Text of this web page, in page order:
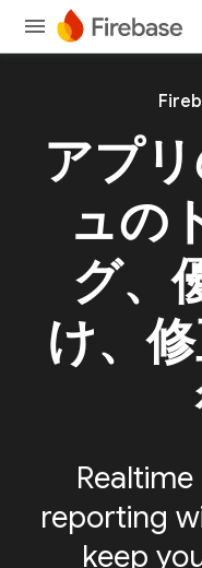
アプ
ュの
グ、
け、
reporting
keep